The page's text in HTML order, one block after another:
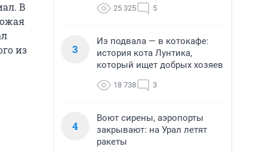
В
из
25 325 5
3
Из подвала — в котокафе:
история кота Лунтика,
который ищет добрых хозяев
18 738 3
4
Воют сирены, аэропорты
закрывают: на Урал летят
ракеты